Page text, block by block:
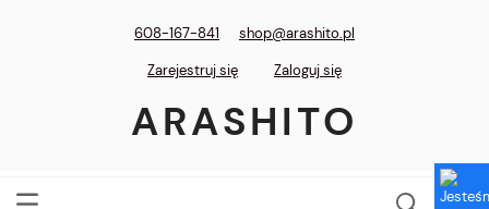
608-167-841
shop@arashito.pl
Zarejestruj się
Zaloguj się
ARASHITO